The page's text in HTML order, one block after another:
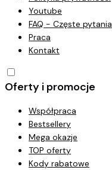
Youtube
FAQ - Częste pytania
Praca
Kontakt
Oferty i promocje
Współpraca
Bestsellery
Mega okazje
TOP oferty
Kody rabatowe